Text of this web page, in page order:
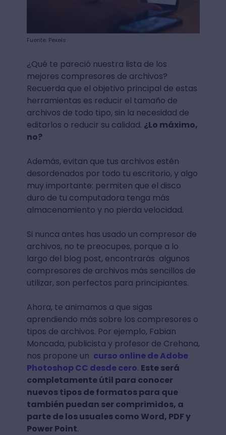
Fuente: Pexels
¿Qué te pareció nuestra lista de los
mejores compresores de archivos?
Recuerda que el objetivo principal de estas
herramientas es reducir el tamaño de
archivos de todo tipo, sin la necesidad de
editarlos o reducir su calidad. ¿Lo máximo,
no?
Además, evitan que tus archivos estén
desordenados por todo tu escritorio, y algo
muy importante: permiten que el disco
duro de tu computadora tenga más
almacenamiento y no pierda velocidad.
Si nunca antes has usado un compresor de
archivos, no te preocupes, porque a lo
largo del blog post, encontrarás algunos
compresores de archivos más sencillos de
utilizar, son perfectos para principiantes.
Ahora, te animamos a que sigas
aprendiendo más sobre los compresores o
tipos de archivos. Por ejemplo, Fabian
Moncada, publicista y profesor de Crehana,
nos propone un curso online de Adobe
Photoshop CC desde cero. Este será
completamente útil para conocer
nuevos tipos de formatos para que
también puedan ser comprimidos, a
parte de los usuales como Word, PDF y
Power Point.